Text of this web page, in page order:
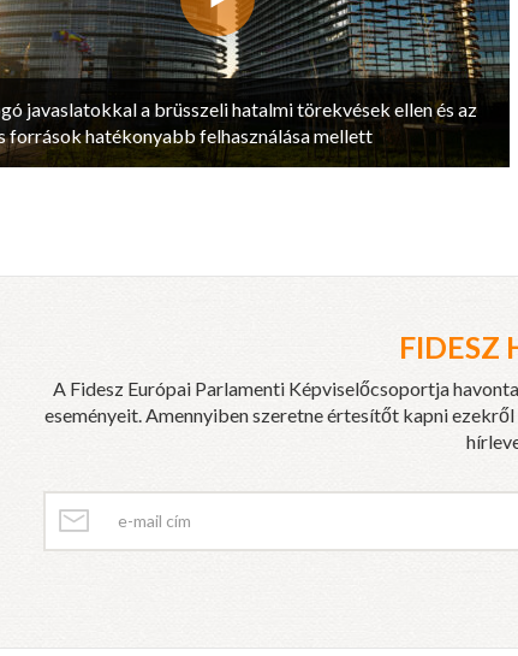
javaslatokkal a brüsszeli hatalmi törekvések ellen és az
források hatékonyabb felhasználása mellett
FIDESZ
A Fidesz Európai Parlamenti Képviselőcsoportja
eseményeit. Amennyiben szeretne értesítőt kapni